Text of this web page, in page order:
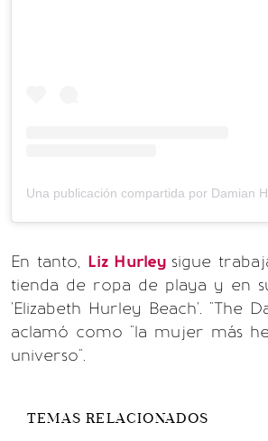
En tanto, Liz Hurley sigue
tienda de ropa de playa y en
'Elizabeth Hurley Beach'. "The
aclamó como "la mujer más
universo".
TEMAS RELACIONADOS